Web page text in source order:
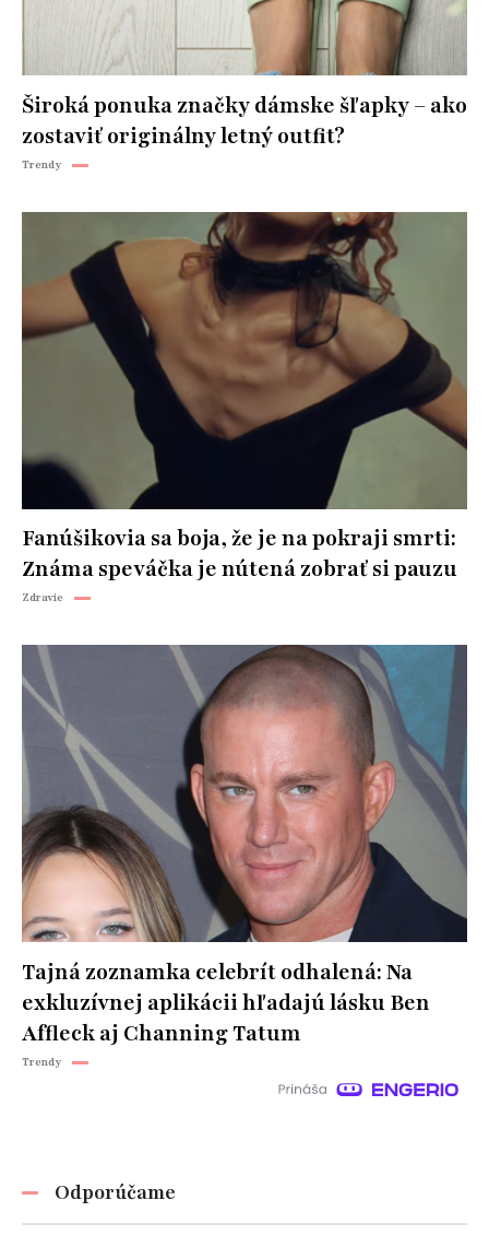
Široká ponuka značky dámske šľapky – ako
zostaviť originálny letný outfit?
Trendy
Fanúšikovia sa boja, že je na pokraji smrti:
Známa speváčka je nútená zobrať si pauzu
Zdravie
Tajná zoznamka celebrít odhalená: Na
exkluzívnej aplikácii hľadajú lásku Ben
Affleck aj Channing Tatum
Trendy
Odporúčame